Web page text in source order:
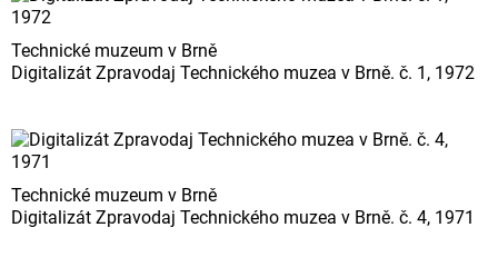
Technické muzeum v Brně
Digitalizát Zpravodaj Technického muzea v Brně. č. 1, 1972
Technické muzeum v Brně
Digitalizát Zpravodaj Technického muzea v Brně. č. 4, 1971